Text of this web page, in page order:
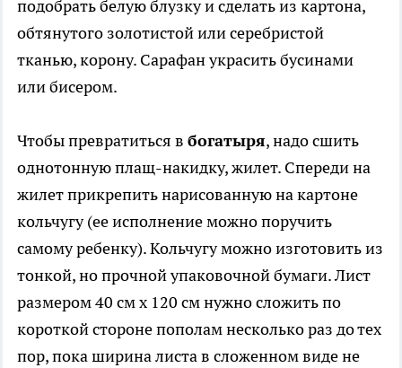
подобрать белую блузку и сделать из картона,
обтянутого золотистой или серебристой
тканью, корону. Сарафан украсить бусинами
или бисером.
Чтобы превратиться в богатыря, надо сшить
однотонную плащ-накидку, жилет. Спереди на
жилет прикрепить нарисованную на картоне
кольчугу (ее исполнение можно поручить
самому ребенку). Кольчугу можно изготовить из
тонкой, но прочной упаковочной бумаги. Лист
размером 40 см х 120 см нужно сложить по
короткой стороне пополам несколько раз до тех
пор, пока ширина листа в сложенном виде не